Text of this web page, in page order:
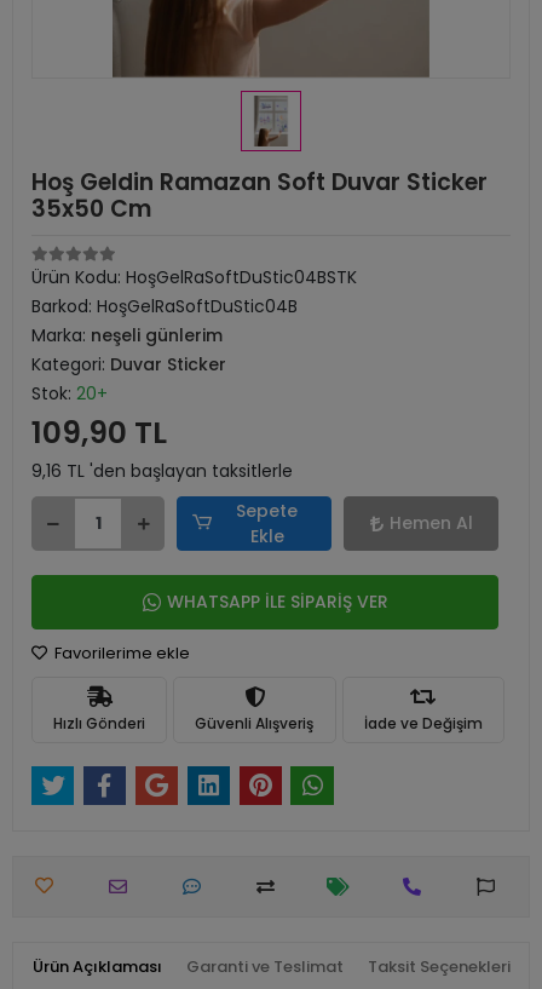
Hoş Geldin Ramazan Soft Duvar Sticker
35x50 Cm
Ürün Kodu: HoşGelRaSoftDuStic04BSTK
Barkod: HoşGelRaSoftDuStic04B
Marka: neşeli günlerim
Kategori: Duvar Sticker
Stok: 20+
109,90 TL
9,16 TL 'den başlayan taksitlerle
Sepete
Ekle
Hemen Al
WHATSAPP İLE SİPARİŞ VER
Favorilerime ekle
Hızlı Gönderi Güvenli Alışveriş İade ve Değişim
Ürün Açıklaması Garanti ve Teslimat Taksit Seçenekleri